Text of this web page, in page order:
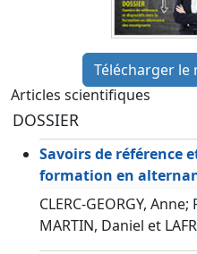
Articles scientifiques
DOSSIER
Savoirs de référence
formation en
CLERC-GEORGY,
MARTIN, Daniel et
Télécharger